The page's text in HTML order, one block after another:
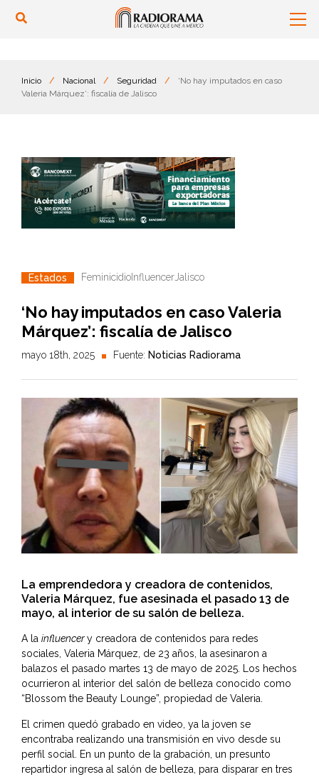
Inicio / Nacional / Seguridad /
‘No hay imputados en caso
Valeria Márquez’: fiscalía de Jalisco
Estados Feminicidio Influencer Jalisco
‘No hay imputados en caso Valeria
Márquez’: fiscalía de Jalisco
mayo 18th, 2025 Fuente: Noticias Radiorama
La emprendedora y creadora de contenidos,
Valeria Márquez, fue asesinada el pasado 13 de
mayo, al interior de su salón de belleza.
A la influencery creadora de contenidos para redes
sociales, Valeria Márquez, de 23 años, la asesinaron a
balazos el pasado martes 13 de mayo de 2025. Los hechos
ocurrieron al interior del salón de belleza conocido como
“Blossom the Beauty Lounge”, propiedad de Valeria.
El crimen quedó grabado en video, ya la joven se
encontraba realizando una transmisión en vivo desde su
perfil social. En un punto de la grabación, un presunto
repartidor ingresa al salón de belleza, para disparar en tres